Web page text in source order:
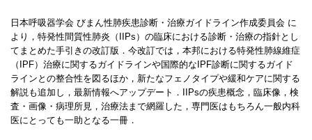
日本呼吸器学会 びまん性肺疾患診断・治療ガイドライン作成委員会 に
より，特発性間質性肺炎（IIPs）の臨床における診断・治療の指針とし
てまとめた手引きの改訂版．今改訂では，本邦における特発性肺線維症
（IPF）治療に関するガイドラインや国際的なIPF診断に関するガイド
ラインとの整合性を図るほか，新たなフェノタイプや緩和ケアに関する
解説も追加し，最新情報へアップデート．IIPsの疾患概念，臨床像，検
査・画像・病理所見，治療法まで網羅した，専門医はもちろん一般内科
医にとっても一助となる一冊．